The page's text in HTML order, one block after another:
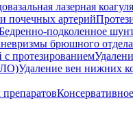
лазерная
почечных артерий
подколенное
брюшного
протезированием
Удаление вен нижних
Консервативное